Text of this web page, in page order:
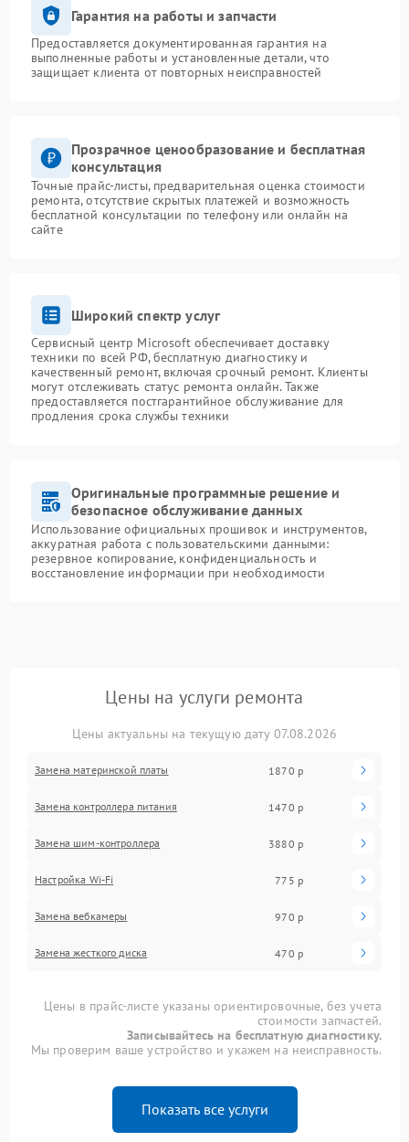
Гарантия на работы и запчасти
Предоставляется документированная гарантия на
выполненные работы и установленные детали, что
защищает клиента от повторных неисправностей
Прозрачное ценообразование и бесплатная
консультация
Точные прайс-листы, предварительная оценка стоимости
ремонта, отсутствие скрытых платежей и возможность
бесплатной консультации по телефону или онлайн на
сайте
Широкий спектр услуг
Сервисный центр Microsoft обеспечивает доставку
техники по всей РФ, бесплатную диагностику и
качественный ремонт, включая срочный ремонт. Клиенты
могут отслеживать статус ремонта онлайн. Также
предоставляется постгарантийное обслуживание для
продления срока службы техники
Оригинальные программные решение и
безопасное обслуживание данных
Использование официальных прошивок и инструментов,
аккуратная работа с пользовательскими данными:
резервное копирование, конфиденциальность и
восстановление информации при необходимости
Цены на услуги ремонта
Цены актуальны на текущую дату 07.08.2026
Замена материнской платы 1870 р
Замена контроллера питания 1470 р
Замена шим-контроллера 3880 р
Настройка Wi-Fi 775 р
Замена вебкамеры 970 р
Замена жесткого диска 470 р
Цены в прайс-листе указаны ориентировочные, без учета
стоимости запчастей.
Записывайтесь на бесплатную диагностику.
Мы проверим ваше устройство и укажем на неисправность.
Показать все услуги